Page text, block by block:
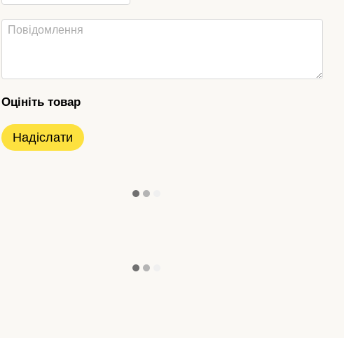
Оцініть товар
Надіслати